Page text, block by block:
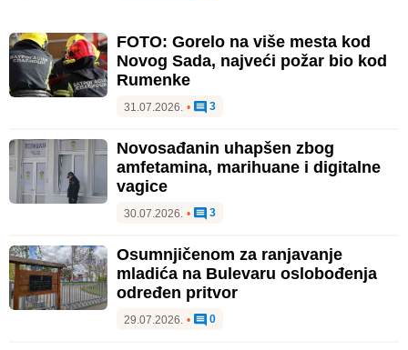
FOTO: Gorelo na više mesta kod
Novog Sada, najveći požar bio kod
Rumenke
31.07.2026. • 3
Novosađanin uhapšen zbog
amfetamina, marihuane i digitalne
vagice
30.07.2026. • 3
Osumnjičenom za ranjavanje
mladića na Bulevaru oslobođenja
određen pritvor
29.07.2026. • 0